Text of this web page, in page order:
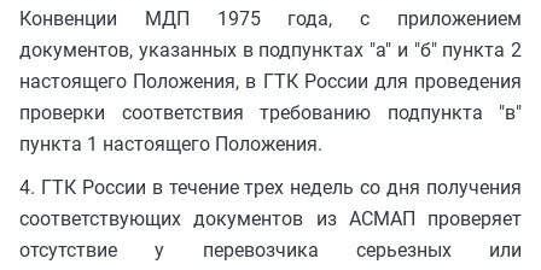
Конвенции МДП 1975 года, с приложением
документов, указанных в подпунктах "а" и "б" пункта 2
настоящего Положения, в ГТК России для проведения
проверки соответствия требованию подпункта "в"
пункта 1 настоящего Положения.
4. ГТК России в течение трех недель со дня получения
соответствующих документов из АСМАП проверяет
отсутствие у перевозчика серьезных или